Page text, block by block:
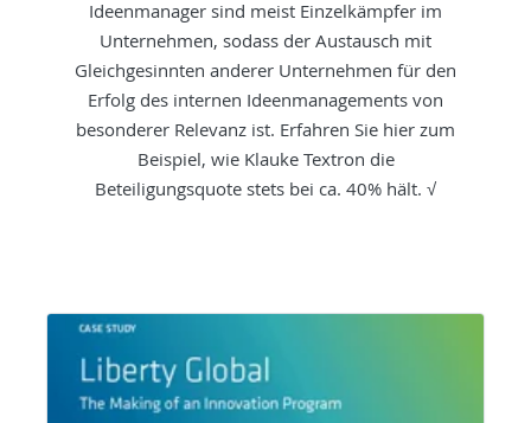
Ideenmanager sind meist Einzelkämpfer im
Unternehmen, sodass der Austausch mit
Gleichgesinnten anderer Unternehmen für den
Erfolg des internen Ideenmanagements von
besonderer Relevanz ist. Erfahren Sie hier zum
Beispiel, wie Klauke Textron die
Beteiligungsquote stets bei ca. 40% hält. √